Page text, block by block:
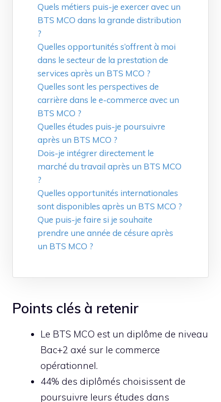
Quels métiers puis-je exercer avec un
BTS MCO dans la grande distribution
?
Quelles opportunités s’offrent à moi
dans le secteur de la prestation de
services après un BTS MCO ?
Quelles sont les perspectives de
carrière dans le e-commerce avec un
BTS MCO ?
Quelles études puis-je poursuivre
après un BTS MCO ?
Dois-je intégrer directement le
marché du travail après un BTS MCO
?
Quelles opportunités internationales
sont disponibles après un BTS MCO ?
Que puis-je faire si je souhaite
prendre une année de césure après
un BTS MCO ?
Points clés à retenir
Le BTS MCO est un diplôme de niveau
Bac+2 axé sur le commerce
opérationnel.
44% des diplômés choisissent de
poursuivre leurs études dans